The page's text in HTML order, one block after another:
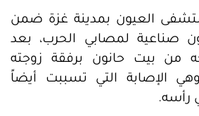
العيون بمدينة غزة ضمن
صناعية لمصابي الحرب، بعد
من بيت حانون برفقة زوجته
وهي الإصابة التي تسببت أيضاً
رأسه.